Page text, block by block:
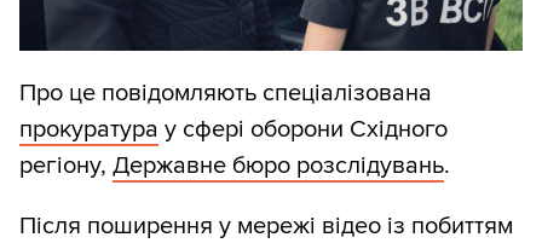
Про це повідомляють спеціалізована
прокуратура у сфері оборони Східного
регіону, Державне бюро розслідувань.
Після поширення у мережі відео із побиттям